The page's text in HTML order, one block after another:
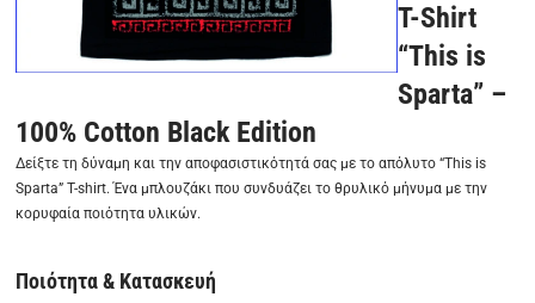
T-Shirt
“This is
Sparta” –
100% Cotton Black Edition
Δείξτε τη δύναμη και την αποφασιστικότητά σας με το απόλυτο “This is
Sparta” T-shirt. Ένα μπλουζάκι που συνδυάζει το θρυλικό μήνυμα με την
κορυφαία ποιότητα υλικών.
Ποιότητα & Κατασκευή